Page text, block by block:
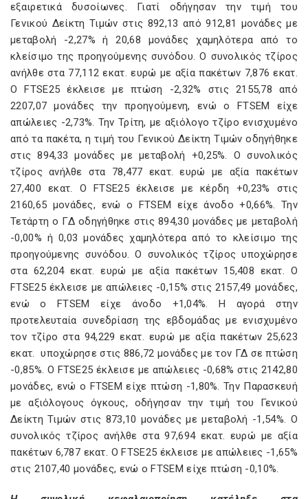
εξαιρετικά δυσοίωνες. Γιατί οδήγησαν την τιμή του
Γενικού Δείκτη Τιμών στις 892,13 από 912,81 μονάδες με
μεταβολή -2,27% ή 20,68 μονάδες χαμηλότερα από το
κλείσιμο της προηγούμενης συνόδου. Ο συνολικός τζίρος
ανήλθε στα 77,112 εκατ. ευρώ με αξία πακέτων 7,876 εκατ.
Ο FTSE25 έκλεισε με πτώση -2,32% στις 2155,78 από
2207,07 μονάδες την προηγούμενη, ενώ ο FTSEΜ είχε
απώλειες -2,73%. Την Τρίτη, με αξιόλογο τζίρο ενισχυμένο
από τα πακέτα, η τιμή του Γενικού Δείκτη Τιμών οδηγήθηκε
στις 894,33 μονάδες με μεταβολή +0,25%. Ο συνολικός
τζίρος ανήλθε στα 78,477 εκατ. ευρώ με αξία πακέτων
27,400 εκατ. Ο FTSE25 έκλεισε με κέρδη +0,23% στις
2160,65 μονάδες, ενώ ο FTSEΜ είχε άνοδο +0,66%. Την
Τετάρτη ο ΓΔ οδηγήθηκε στις 894,30 μονάδες με μεταβολή
-0,00% ή 0,03 μονάδες χαμηλότερα από το κλείσιμο της
προηγούμενης συνόδου. Ο συνολικός τζίρος υποχώρησε
στα 62,204 εκατ. ευρώ με αξία πακέτων 15,408 εκατ. Ο
FTSE25 έκλεισε με απώλειες -0,15% στις 2157,49 μονάδες,
ενώ ο FTSEΜ είχε άνοδο +1,04%. Η αγορά στην
προτελευταία συνεδρίαση της εβδομάδας με ενισχυμένο
τον τζίρο στα 94,229 εκατ. ευρώ με αξία πακέτων 25,623
εκατ. υποχώρησε στις 886,72 μονάδες με τον ΓΔ σε πτώση
-0,85%. Ο FTSE25 έκλεισε με απώλειες -0,68% στις 2142,80
μονάδες, ενώ ο FTSEΜ είχε πτώση -1,80%. Την Παρασκευή
με αξιόλογους όγκους, οδήγησαν την τιμή του Γενικού
Δείκτη Τιμών στις 873,10 μονάδες με μεταβολή -1,54%. Ο
συνολικός τζίρος ανήλθε στα 97,694 εκατ. ευρώ με αξία
πακέτων 6,787 εκατ. Ο FTSE25 έκλεισε με απώλειες -1,65%
στις 2107,40 μονάδες, ενώ ο FTSEΜ είχε πτώση -0,10%.